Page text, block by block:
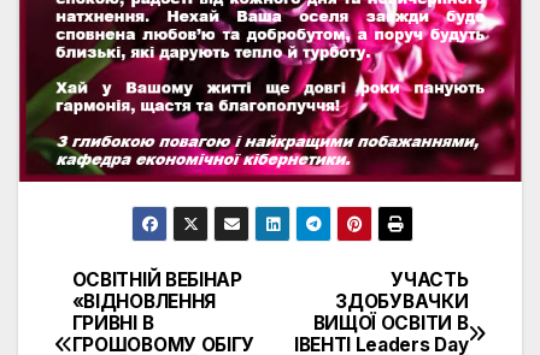
Навігація
записів
УЧАСТЬ
ЗДОБУВАЧКИ
ВИЩОЇ ОСВІТИ В
ІВЕНТІ Leaders Day
ОСВІТНІЙ ВЕБІНАР
«ВІДНОВЛЕННЯ
ГРИВНІ В
ГРОШОВОМУ ОБІГУ